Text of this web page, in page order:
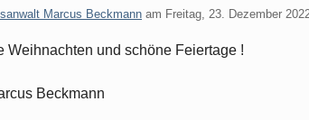
Marcus Beckmann am Freitag, 23. Dezember
Weihnachten und schöne Feiertage !
Beckmann